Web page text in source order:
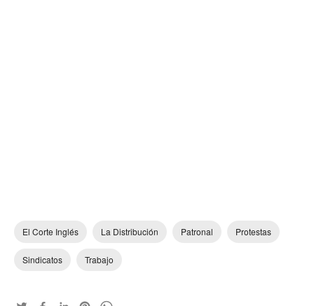
El Corte Inglés La Distribución Patronal Protestas
Sindicatos Trabajo